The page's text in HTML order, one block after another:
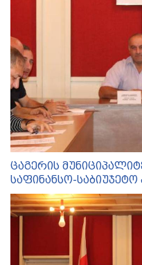
ცაგერის
საფინანსო-საბიუჯეტო